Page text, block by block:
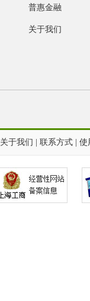
普惠金融
关于我们
关于我们 | 联系方式| 使